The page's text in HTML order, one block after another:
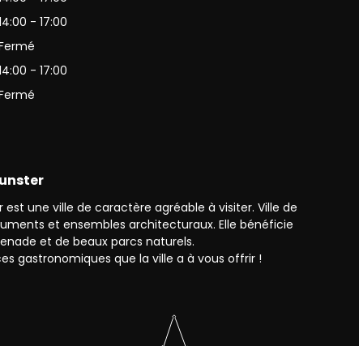
- 17:00
- 17:00
est une ville de caractère agréable à visiter. Ville de
et ensembles architecturaux. Elle bénéficie
et de beaux parcs naturels.
gastronomiques que la ville a à vous offrir !